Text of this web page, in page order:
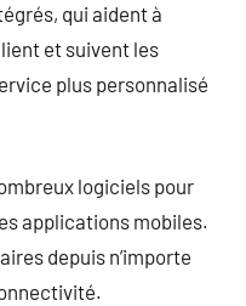
qui aident à
et suivent les
plus personnalisé
logiciels pour
applications mobiles.
depuis n’importe